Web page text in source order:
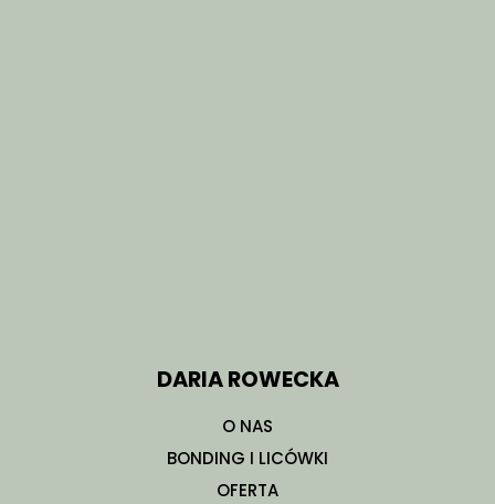
DARIA ROWECKA
O NAS
BONDING I LICÓWKI
OFERTA